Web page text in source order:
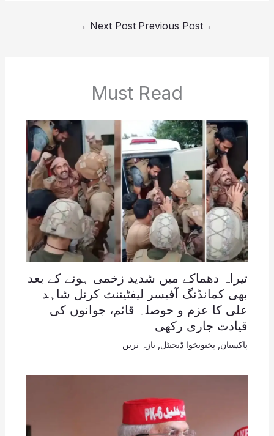
←
Next Post
→
Must Read
تیراہ دھماکے میں شدید زخمی ہونے کے بعد
بھی کمانڈنگ آفیسر لیفٹیننٹ کرنل شاہد
علی کا عزم و حوصلہ قائم، جوانوں کی
قیادت جاری رکھی
پاکستان پختونخوا ڈیجیٹل تازہ ترین